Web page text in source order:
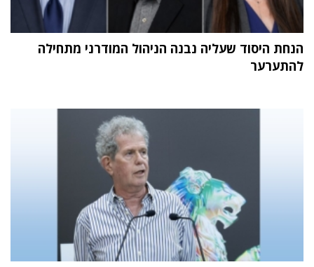
הנחת היסוד שעליה נבנה הניהול המודרני מתחילה
להתערער